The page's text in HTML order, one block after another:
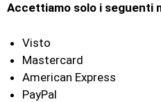
Accettiamo solo i seguenti
Visto
Mastercard
American Express
PayPal